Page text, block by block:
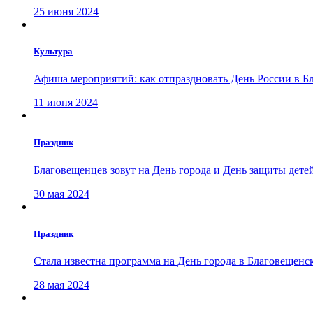
25 июня 2024
Культура
Афиша мероприятий: как отпраздновать День России в
11 июня 2024
Праздник
Благовещенцев зовут на День города и День защиты
30 мая 2024
Праздник
Стала известна программа на День города в
28 мая 2024